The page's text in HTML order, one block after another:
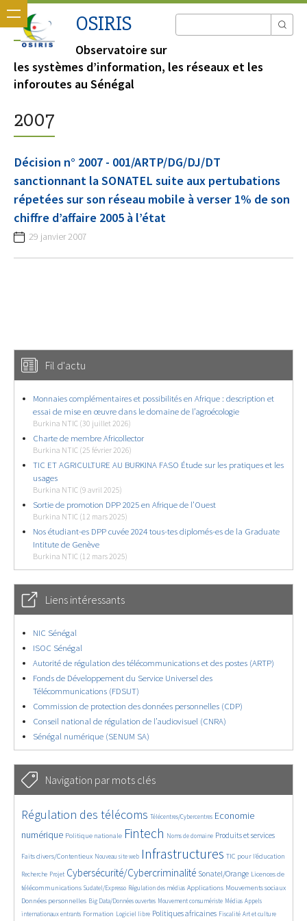
OSIRIS
Observatoire sur
les systèmes d’information, les réseaux et les
inforoutes au Sénégal
2007
Décision n° 2007 - 001/ARTP/DG/DJ/DT
sanctionnant la SONATEL suite aux pertubations
répetées sur son réseau mobile à verser 1% de son
chiffre d’affaire 2005 à l’état
29 janvier 2007
Fil d'actu
Monnaies complémentaires et possibilités en Afrique : description et
essai de mise en œuvre dans le domaine de l’agroécologie
Burkina NTIC (30 juillet 2026)
Charte de membre Africollector
Burkina NTIC (25 février 2026)
TIC ET AGRICULTURE AU BURKINA FASO Étude sur les pratiques et les
usages
Burkina NTIC (9 avril 2025)
Sortie de promotion DPP 2025 en Afrique de l’Ouest
Burkina NTIC (12 mars 2025)
Nos étudiant-es DPP cuvée 2024 tous-tes diplomés-es de la Graduate
Intitute de Genève
Burkina NTIC (12 mars 2025)
Liens intéressants
NIC Sénégal
ISOC Sénégal
Autorité de régulation des télécommunications et des postes (ARTP)
Fonds de Développement du Service Universel des
Télécommunications (FDSUT)
Commission de protection des données personnelles (CDP)
Conseil national de régulation de l’audiovisuel (CNRA)
Sénégal numérique (SENUM SA)
Navigation par mots clés
4626/5847
Régulation des télécoms
368/5847 Télécentres/Cybercentres
3673/5847
Economie
numérique
1869/5847 Politique nationale
5288/5847 Fintech
658/5847 Noms de domaine
2339/5847 Produits et services
1550/5847
Faits divers/Contentieux Nouveau site web Infrastructures TIC pour l’éducation
Recherche
245/5847Projet
3786/5847 Cybersécurité/Cybercriminalité
2285/5847 Sonatel/Orange
1635/5847
Licences de
télécommunications
301/5847 Sudatel/Expresso
1039/5847 Régulation des médias
1529/5847 Applications
1278/5847 Mouvements sociaux
1701/5847
Données personnelles
147/5847 Big Data/Données ouvertes
620/5847 Mouvement consumériste
363/5847 Médias
648/5847
Appels
internationaux entrants
1739/5847 Formation
105/5847 Logiciel libre
2540/5847 Politiques africaines
1077/5847 Fiscalité
174/5847 Art et culture
587/5847